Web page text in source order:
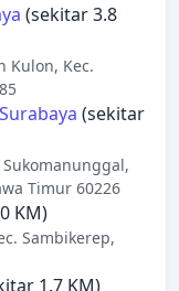
(sekitar 3.8
Kulon, Kec.
(sekitar
Sukomanunggal,
Timur 60226
KM)
Sambikerep,
1.7 KM)